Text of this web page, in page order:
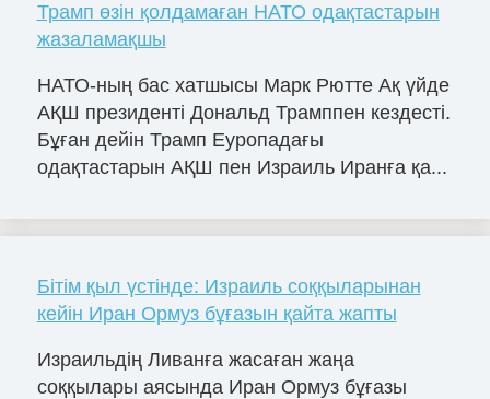
Трамп өзін қолдамаған НАТО одақтастарын
жазаламақшы
НАТО-ның бас хатшысы Марк Рютте Ақ үйде
АҚШ президенті Дональд Трамппен кездесті.
Бұған дейін Трамп Еуропадағы
одақтастарын АҚШ пен Израиль Иранға қа...
Бітім қыл үстінде: Израиль соққыларынан
кейін Иран Ормуз бұғазын қайта жапты
Израильдің Ливанға жасаған жаңа
соққылары аясында Иран Ормуз бұғазы